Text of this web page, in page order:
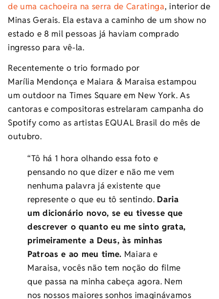
de uma cachoeira na serra de Caratinga, interior de
Minas Gerais. Ela estava a caminho de um show no
estado e 8 mil pessoas já haviam comprado
ingresso para vê-la.
Recentemente o trio formado por
Marília Mendonça e Maiara & Maraisa estampou
um outdoor na Times Square em New York. As
cantoras e compositoras estrelaram campanha do
Spotify como as artistas EQUAL Brasil do mês de
outubro.
“Tô há 1 hora olhando essa foto e
pensando no que dizer e não me vem
nenhuma palavra já existente que
represente o que eu tô sentindo. Daria
um dicionário novo, se eu tivesse que
descrever o quanto eu me sinto grata,
primeiramente a Deus, às minhas
Patroas e ao meu time. Maiara e
Maraisa, vocês não tem noção do filme
que passa na minha cabeça agora. Nem
nos nossos maiores sonhos imaginávamos